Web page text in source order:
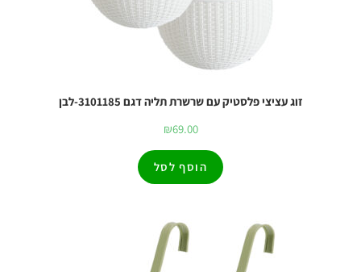
זוג עציצי פלסטיק עם שרשרת תליה דגם 3101185-לבן
₪69.00
הוסף לסל